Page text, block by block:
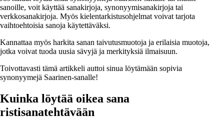
sanoille, voit käyttää sanakirjoja, synonyymisanakirjoja tai
verkkosanakirjoja. Myös kielentarkistusohjelmat voivat tarjota
vaihtoehtoisia sanoja käytettäväksi.
Kannattaa myös harkita sanan taivutusmuotoja ja erilaisia muotoja,
jotka voivat tuoda uusia sävyjä ja merkityksiä ilmaisuun.
Toivottavasti tämä artikkeli auttoi sinua löytämään sopivia
synonyymejä Saarinen-sanalle!
Kuinka löytää oikea sana
ristisanatehtävään